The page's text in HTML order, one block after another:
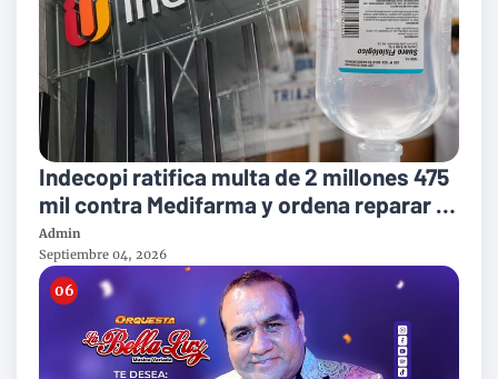
Indecopi ratifica multa de 2 millones 475
mil contra Medifarma y ordena reparar a
victimas del suero defectuoso
Admin
Septiembre 04, 2026